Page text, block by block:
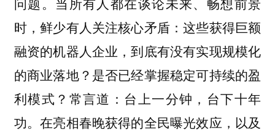
时，鲜少有人关注核心矛盾：这些获得巨额
融资的机器人企业，到底有没有实现规模化
的商业落地？是否已经掌握稳定可持续的盈
利模式？常言道：台上一分钟，台下十年
功。在亮相春晚获得的全民曝光效应，以及